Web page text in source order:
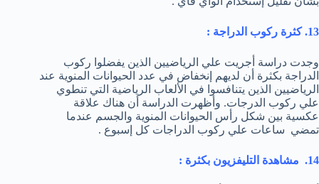
13. كثرة ركوب الدراجة :
وجدت دراسة أجريت علي الرياضيين الذين يفضلوا ركوب
الدراجة بكثرة أن لديهم إنخفاض في عدد الحيوانات المنوية عند
الرياضيين الذين يتنافسوا في الألعاب الرياضية التي تنطوي
علي ركوب الدرجات. وأظهرت الدراسة أن هناك علاقة
عكسية بين شكل رأس الحيوانات المنوية والجسم عندما
تمضي ساعات علي ركوب الدراجات كل إسبوع .
14. مشاهدة التليفزيون بكثرة :